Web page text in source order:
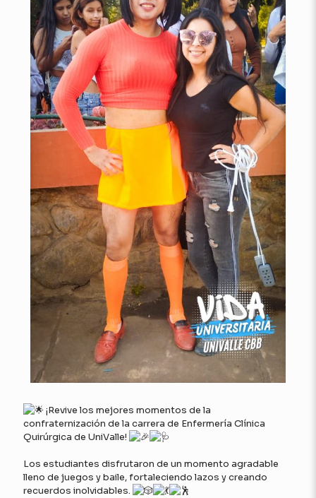
¡Revive los mejores momentos de la
confraternización de la carrera de Enfermería Clínica
Quirúrgica de UniValle!
Los estudiantes disfrutaron de un momento agradable
lleno de juegos y baile, fortaleciendo lazos y creando
recuerdos inolvidables.